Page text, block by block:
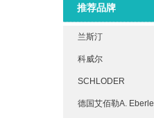
推荐品牌
兰斯汀
科威尔
SCHLODER
德国艾佰勒A. Eberle